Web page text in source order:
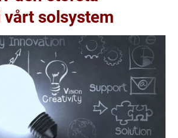
vårt solsystem